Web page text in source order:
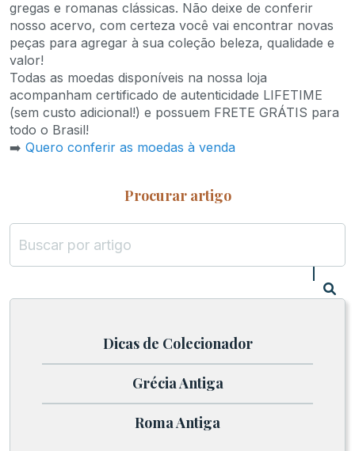
gregas e romanas clássicas. Não deixe de conferir
nosso acervo, com certeza você vai encontrar novas
peças para agregar à sua coleção beleza, qualidade e
valor!
Todas as moedas disponíveis na nossa loja
acompanham certificado de autenticidade LIFETIME
(sem custo adicional!) e possuem FRETE GRÁTIS para
todo o Brasil!
➡️ Quero conferir as moedas à venda
Procurar artigo
Dicas de Colecionador
Grécia Antiga
Roma Antiga